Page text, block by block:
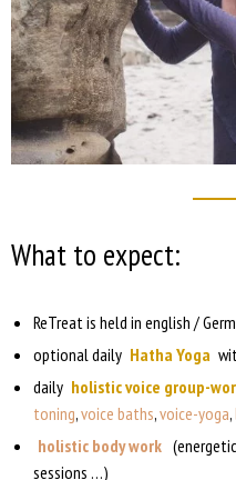
What to expect:
ReTreat is held in english /
optional daily Hatha Yoga
daily holisticvoice group-
toning,voice baths,voice-yoga,
holistic body work
sessions …)